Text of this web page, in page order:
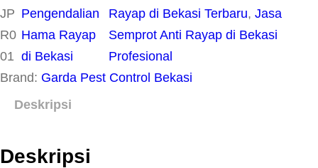
JP
R0
01
Pengendalian
Hama Rayap
di Bekasi
Rayap di Bekasi Terbaru, Jasa
Semprot Anti Rayap di Bekasi
Profesional
Brand: Garda Pest Control Bekasi
Deskripsi
Deskripsi